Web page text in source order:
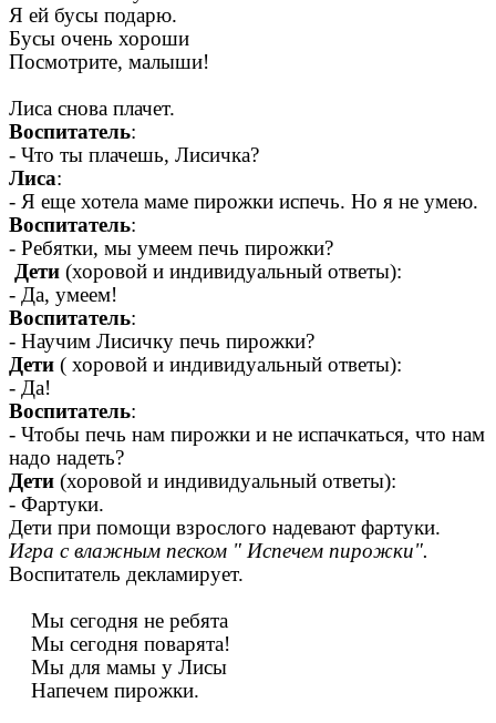
Я ей бусы подарю.
Бусы очень хороши
Посмотрите, малыши!
Лиса снова плачет.
Воспитатель:
- Что ты плачешь, Лисичка?
Лиса:
- Я еще хотела маме пирожки испечь. Но я не умею.
Воспитатель:
- Ребятки, мы умеем печь пирожки?
Дети (хоровой и индивидуальный ответы):
- Да, умеем!
Воспитатель:
- Научим Лисичку печь пирожки?
Дети ( хоровой и индивидуальный ответы):
- Да!
Воспитатель:
- Чтобы печь нам пирожки и не испачкаться, что нам
надо надеть?
Дети (хоровой и индивидуальный ответы):
- Фартуки.
Дети при помощи взрослого надевают фартуки.
Игра с влажным песком " Испечем пирожки".
Воспитатель декламирует.
Мы сегодня не ребята
Мы сегодня поварята!
Мы для мамы у Лисы
Напечем пирожки.